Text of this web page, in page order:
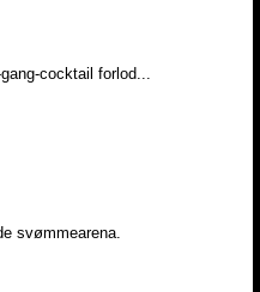
cocktail forlod...​
svømmearena.​